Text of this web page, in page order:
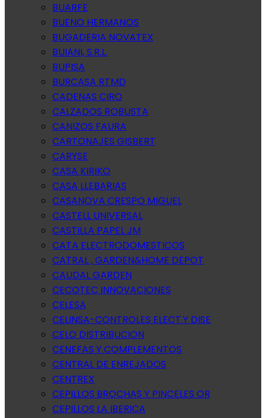
BUARFE
BUENO HERMANOS
BUGADERIA NOVATEX
BUIANI, S.R.L.
BUPISA
BURCASA RTMD
CADENAS CIRO
CALZADOS ROBUSTA
CANIZOS FAURA
CARTONAJES GISBERT
CARYSE
CASA KIRIKO
CASA LLEBARIAS
CASANOVA CRESPO MIGUEL
CASTELL UNIVERSAL
CASTILLA PAPEL JM
CATA ELECTRODOMESTICOS
CATRAL , GARDEN&HOME DEPOT
CAUDAL GARDEN
CECOTEC INNOVACIONES
CELESA
CELINSA-CONTROLES ELECT.Y DISE
CELO DISTRIBUCION
CENEFAS Y COMPLEMENTOS
CENTRAL DE ENREJADOS
CENTREX
CEPILLOS BROCHAS Y PINCELES OR
CEPILLOS LA IBERICA